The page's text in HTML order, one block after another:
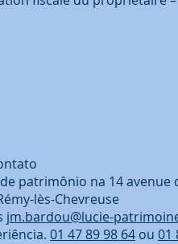
patrimônio na 14 avenue
lès-Chevreuse
jm.bardou@lucie-
01 47 89 98 64 ou 01